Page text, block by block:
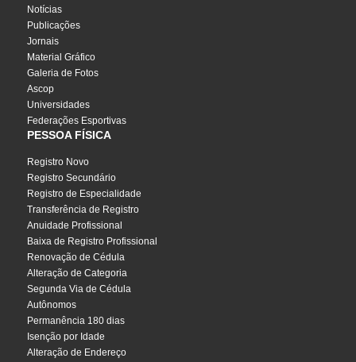
Notícias
Publicações
Jornais
Material Gráfico
Galeria de Fotos
Ascop
Universidades
Federações Esportivas
PESSOA FÍSICA
Registro Novo
Registro Secundário
Registro de Especialidade
Transferência de Registro
Anuidade Profissional
Baixa de Registro Profissional
Renovação de Cédula
Alteração de Categoria
Segunda Via de Cédula
Autônomos
Permanência 180 dias
Isenção por Idade
Alteração de Endereço